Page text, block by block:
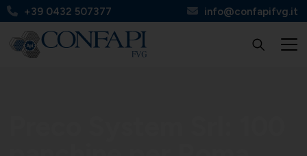
+39 0432 507377 info@confapifvg.it